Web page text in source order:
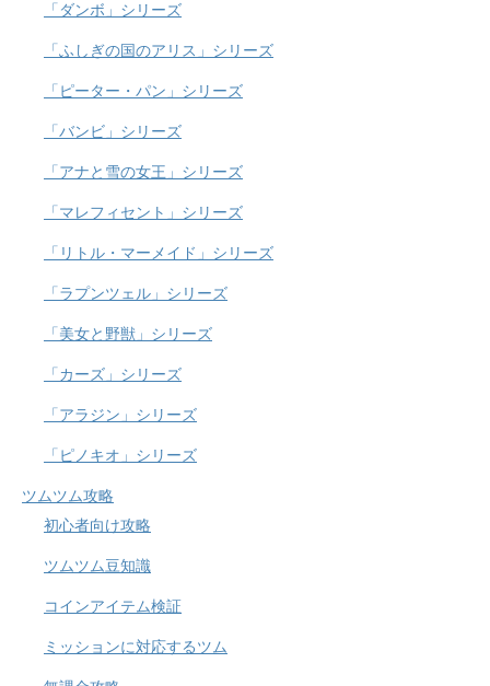
「ダンボ」シリーズ
「ふしぎの国のアリス」シリーズ
「ピーター・パン」シリーズ
「バンビ」シリーズ
「アナと雪の女王」シリーズ
「マレフィセント」シリーズ
「リトル・マーメイド」シリーズ
「ラプンツェル」シリーズ
「美女と野獣」シリーズ
「カーズ」シリーズ
「アラジン」シリーズ
「ピノキオ」シリーズ
ツムツム攻略
初心者向け攻略
ツムツム豆知識
コインアイテム検証
ミッションに対応するツム